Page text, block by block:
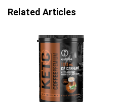
Related Articles